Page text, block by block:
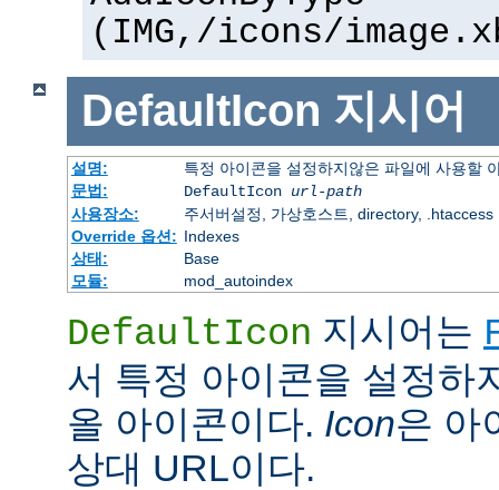
(IMG,/icons/
DefaultIcon 지시어
설명:
특정 아이콘을 설정하지않은 파일에 사용할
문법:
DefaultIcon url-path
사용장소:
주서버설정, 가상호스트, directory, .htaccess
Override 옵션: Indexes
상태:
Base
모듈:
mod_autoindex
DefaultIcon 지시어는
서 특정 아이콘을 설정하
올 아이콘이다. Icon은 아
상대 URL이다.